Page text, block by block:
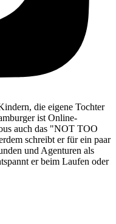
die eigene Tochter
ist Online-
auch das "NOT TOO
schreibt er für ein paar
und Agenturen als
er beim Laufen oder